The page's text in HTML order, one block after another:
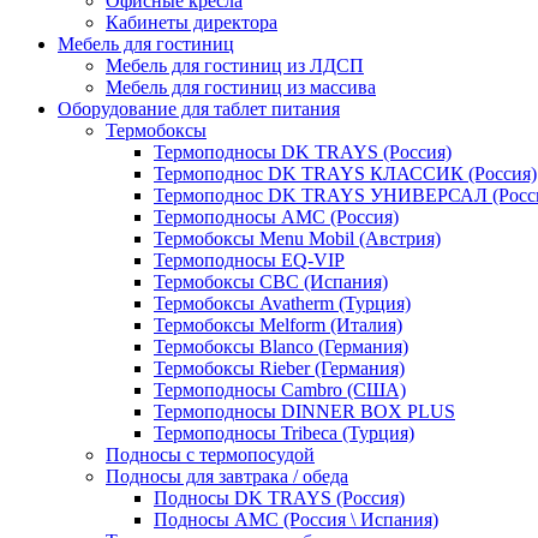
Кабинеты директора
Мебель для гостиниц
Мебель для гостиниц из ЛДСП
Мебель для гостиниц из массива
Оборудование для таблет питания
Термобоксы
Термоподносы DK TRAYS (Россия)
Термоподнос DK TRAYS КЛАССИК (Россия)
Термоподнос DK TRAYS УНИВЕРСАЛ
Термоподносы AMC (Россия)
Термобоксы Menu Mobil (Австрия)
Термоподносы EQ-VIP
Термобоксы CBC (Испания)
Термобоксы Avatherm (Турция)
Термобоксы Melform (Италия)
Термобоксы Blanco (Германия)
Термобоксы Rieber (Германия)
Термоподносы Cambro (США)
Термоподносы DINNER BOX PLUS
Термоподносы Tribeca (Турция)
Подносы с термопосудой
Подносы для завтрака / обеда
Подносы DK TRAYS (Россия)
Подносы AMC (Россия \ Испания)